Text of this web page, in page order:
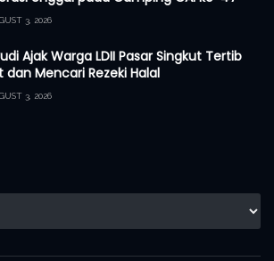
3, 2026
Ajak Warga LDII Pasar Singkut Tertib
dan Mencari Rezeki Halal
3, 2026